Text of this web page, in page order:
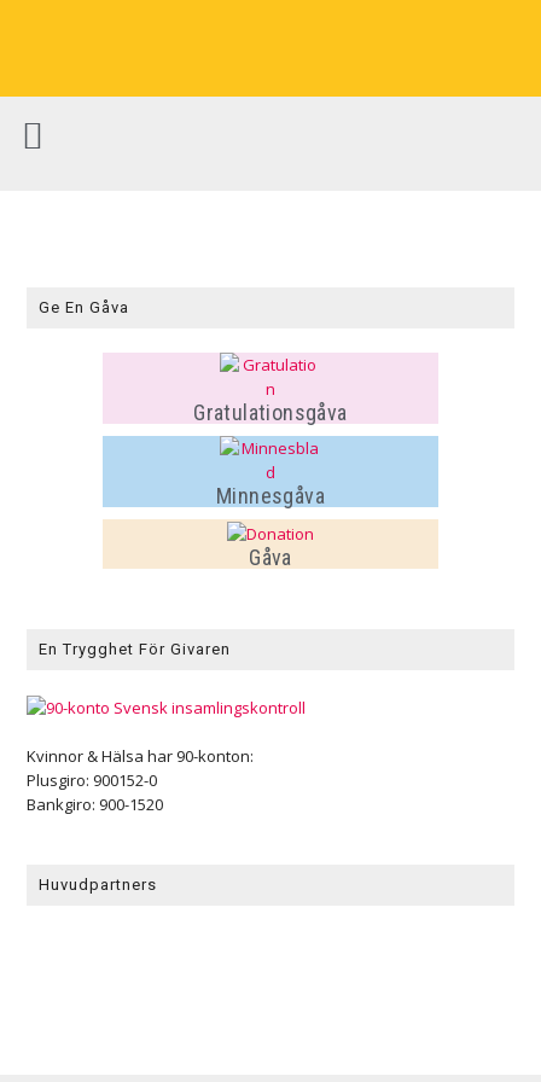
Ge En Gåva
Gratulationsgåva
Minnesgåva
Gåva
En Trygghet För Givaren
Kvinnor & Hälsa har 90-konton:
Plusgiro: 900152-0
Bankgiro: 900-1520
Huvudpartners